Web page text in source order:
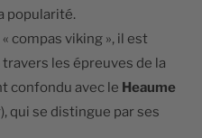
popularité.
compas viking », il est
les épreuves de la
confondu avec le Heaume
qui se distingue par ses